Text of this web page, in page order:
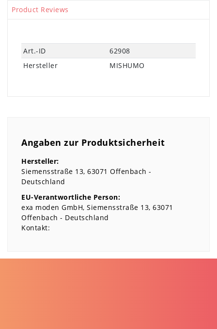
Product Reviews
Technisches
Merkmal
Wert
Art.-ID
62908
Hersteller
MISHUMO
Angaben zur Produktsicherheit
Hersteller:
Siemensstraße 13 63071 Offenbach
Deutschland
EU-Verantwortliche Person:
exa moden GmbH Siemensstraße 13 63071
Offenbach
Deutschland
Kontakt: